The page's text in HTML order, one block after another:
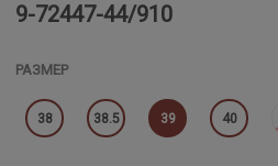
9-72447-44/910
РАЗМЕР
38 38.5 39 40